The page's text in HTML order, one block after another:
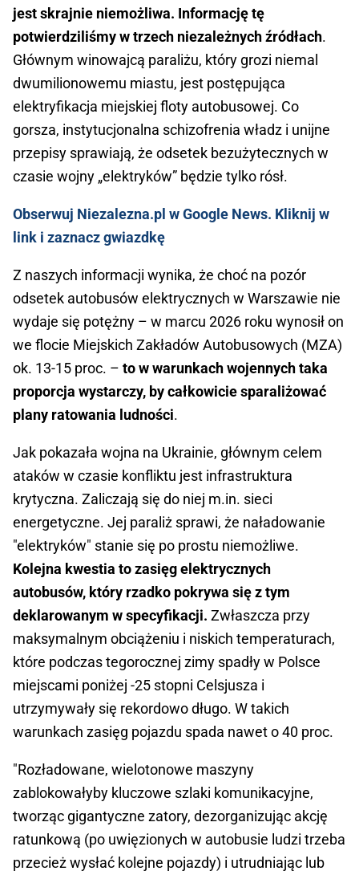
jest skrajnie niemożliwa. Informację tę
potwierdziliśmy w trzech niezależnych źródłach.
Głównym winowajcą paraliżu, który grozi niemal
dwumilionowemu miastu, jest postępująca
elektryfikacja miejskiej floty autobusowej. Co
gorsza, instytucjonalna schizofrenia władz i unijne
przepisy sprawiają, że odsetek bezużytecznych w
czasie wojny „elektryków” będzie tylko rósł.
Obserwuj Niezalezna.pl w Google News. Kliknij w
link i zaznacz gwiazdkę
Z naszych informacji wynika, że choć na pozór
odsetek autobusów elektrycznych w Warszawie nie
wydaje się potężny – w marcu 2026 roku wynosił on
we flocie Miejskich Zakładów Autobusowych (MZA)
ok. 13-15 proc. – to w warunkach wojennych taka
proporcja wystarczy, by całkowicie sparaliżować
plany ratowania ludności.
Jak pokazała wojna na Ukrainie, głównym celem
ataków w czasie konfliktu jest infrastruktura
krytyczna. Zaliczają się do niej m.in. sieci
energetyczne. Jej paraliż sprawi, że naładowanie
"elektryków" stanie się po prostu niemożliwe.
Kolejna kwestia to zasięg elektrycznych
autobusów, który rzadko pokrywa się z tym
deklarowanym w specyfikacji. Zwłaszcza przy
maksymalnym obciążeniu i niskich temperaturach,
które podczas tegorocznej zimy spadły w Polsce
miejscami poniżej -25 stopni Celsjusza i
utrzymywały się rekordowo długo. W takich
warunkach zasięg pojazdu spada nawet o 40 proc.
"Rozładowane, wielotonowe maszyny
zablokowałyby kluczowe szlaki komunikacyjne,
tworząc gigantyczne zatory, dezorganizując akcję
ratunkową (po uwięzionych w autobusie ludzi trzeba
przecież wysłać kolejne pojazdy) i utrudniając lub